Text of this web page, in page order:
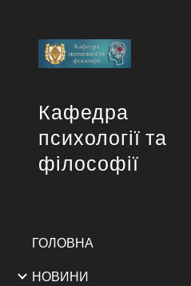
Кафедра
психології та
філософії
ГОЛОВНА
НОВИНИ